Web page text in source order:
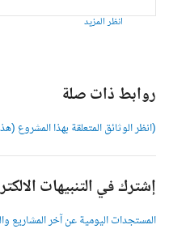
انظر المزيد
روابط ذات صلة
(انظر الوثائق المتعلقة بهذا المشروع (هذه
إشترك في التنبيهات
المستجدات اليومية عن آخر المشاريع